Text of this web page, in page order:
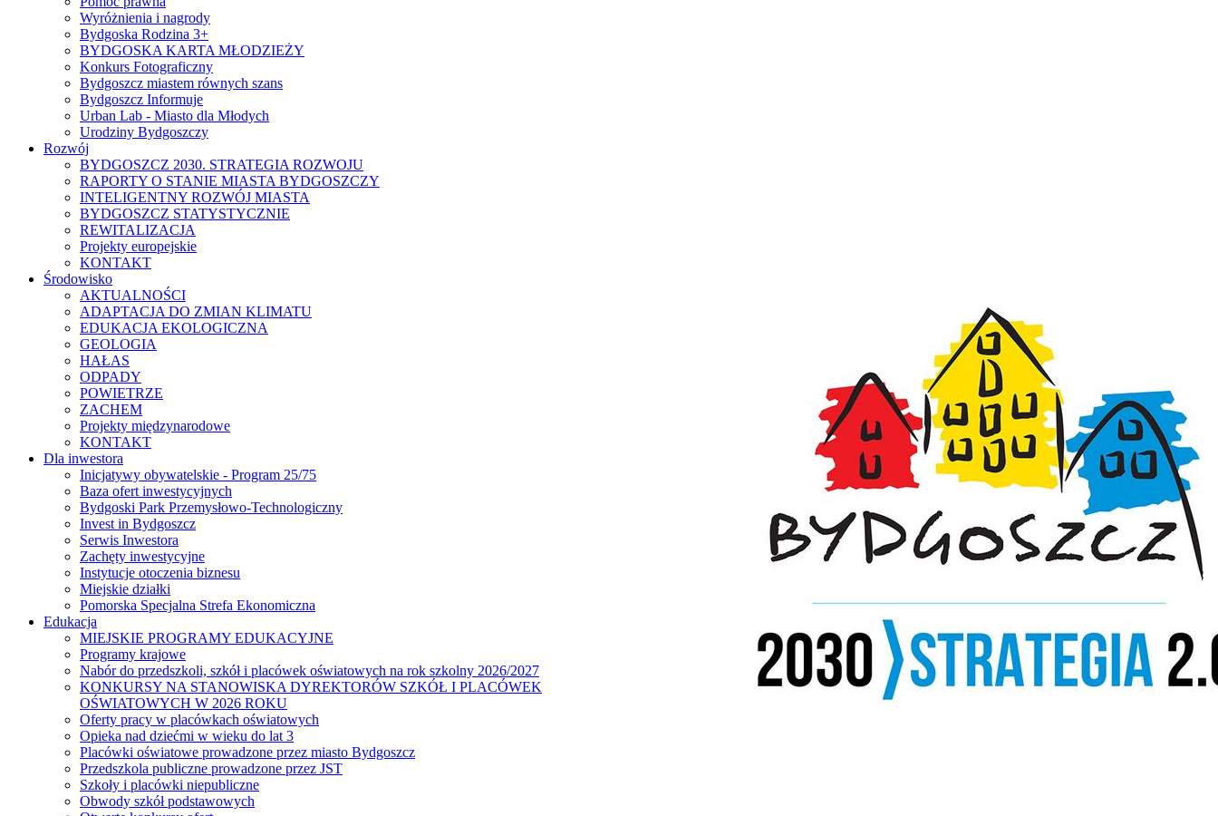
Wyróżnienia i nagrody
Bydgoska Rodzina 3+
BYDGOSKA KARTA MŁODZIEŻY
Konkurs Fotograficzny
Bydgoszcz miastem równych szans
Bydgoszcz Informuje
Urban Lab - Miasto dla Młodych
Urodziny Bydgoszczy
Rozwój
BYDGOSZCZ 2030. STRATEGIA ROZWOJU
RAPORTY O STANIE MIASTA BYDGOSZCZY
INTELIGENTNY ROZWÓJ MIASTA
BYDGOSZCZ STATYSTYCZNIE
REWITALIZACJA
Projekty europejskie
KONTAKT
Środowisko
AKTUALNOŚCI
ADAPTACJA DO ZMIAN KLIMATU
EDUKACJA EKOLOGICZNA
GEOLOGIA
HAŁAS
ODPADY
POWIETRZE
ZACHEM
Projekty międzynarodowe
KONTAKT
Dla inwestora
Inicjatywy obywatelskie - Program 25/75
Baza ofert inwestycyjnych
Bydgoski Park Przemysłowo-Technologiczny
Invest in Bydgoszcz
Serwis Inwestora
Zachęty inwestycyjne
Instytucje otoczenia biznesu
Miejskie działki
Pomorska Specjalna Strefa Ekonomiczna
Edukacja
MIEJSKIE PROGRAMY EDUKACYJNE
Programy krajowe
Nabór do przedszkoli, szkół i placówek oświatowych na rok szkolny 2026/2027
KONKURSY NA STANOWISKA DYREKTORÓW SZKÓŁ I PLACÓWEK
OŚWIATOWYCH W 2026 ROKU
Oferty pracy w placówkach oświatowych
Opieka nad dziećmi w wieku do lat 3
Placówki oświatowe prowadzone przez miasto Bydgoszcz
Przedszkola publiczne prowadzone przez JST
Szkoły i placówki niepubliczne
Obwody szkół podstawowych